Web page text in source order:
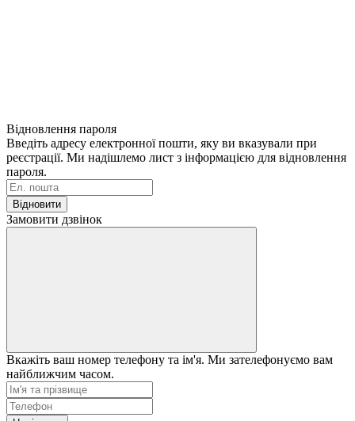
Відновлення пароля
Введіть адресу електронної пошти, яку ви вказували при
реєстрації. Ми надішлемо лист з інформацією для відновлення
пароля.
Відновити
Замовити дзвінок
Вкажіть ваш номер телефону та ім'я. Ми зателефонуємо вам
найближчим часом.